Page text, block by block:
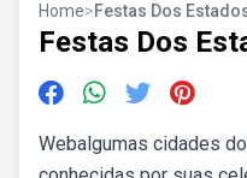
Home>Festas Dos
Festas Dos
Webalgumas cidades